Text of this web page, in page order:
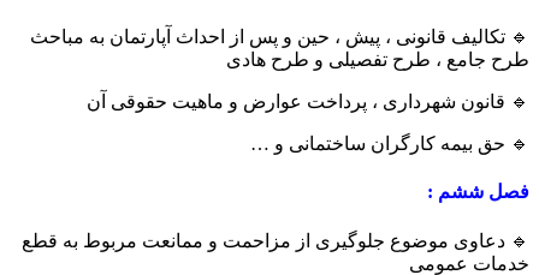
🔹 تکالیف قانونی ، پیش ، حین و پس از احداث آپارتمان به مباحث
طرح جامع ، طرح تفصیلی و طرح هادی
🔹 قانون شهرداری ، پرداخت عوارض و ماهیت حقوقی آن
🔹 حق بیمه کارگران ساختمانی و …
فصل ششم :
🔹 دعاوی موضوع جلوگیری از مزاحمت و ممانعت مربوط به قطع
خدمات عمومی